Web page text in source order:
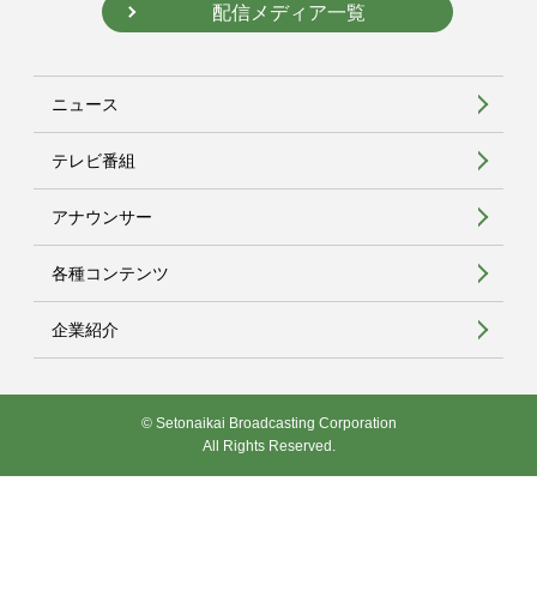
配信メディア一覧
ニュース
テレビ番組
アナウンサー
各種コンテンツ
企業紹介
© Setonaikai Broadcasting Corporation
All Rights Reserved.